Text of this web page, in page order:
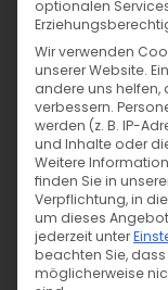
Gummibänder, -
Wäschegummi
optionalen
Wir verwenden
unserer Website.
andere uns helfen,
verbessern.
werden (z. B. IP-
und Inhalte oder
Weitere
finden Sie in
Verpflichtung, in
um dieses
jederzeit unter
beachten Sie,
möglicherweise